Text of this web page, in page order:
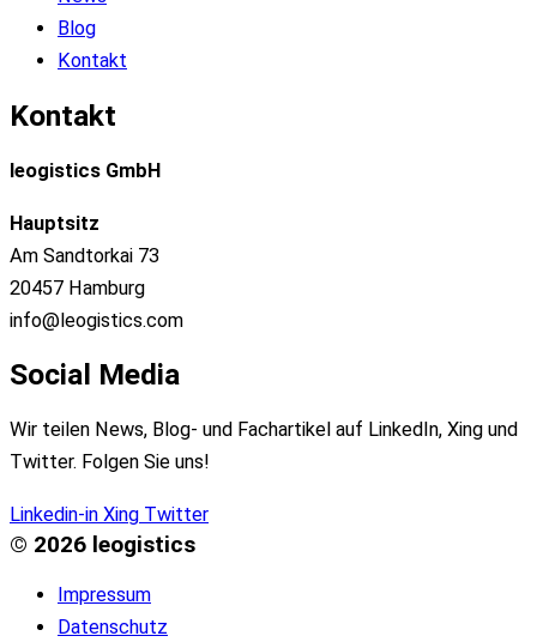
Blog
Kontakt
Kontakt
leogistics GmbH
Hauptsitz
Am Sandtorkai 73
20457 Hamburg
info@leogistics.com
Social Media
Wir teilen News, Blog- und Fachartikel auf LinkedIn, Xing und
Twitter. Folgen Sie uns!
Linkedin-in Xing Twitter
© 2026 leogistics
Impressum
Datenschutz